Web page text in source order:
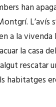
han
L’avís
a la
la casa
rescatar
habitatges